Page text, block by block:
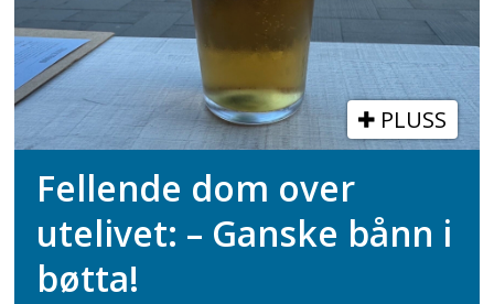
PLUSS
Fellende dom over
utelivet: – Ganske bånn i
bøtta!